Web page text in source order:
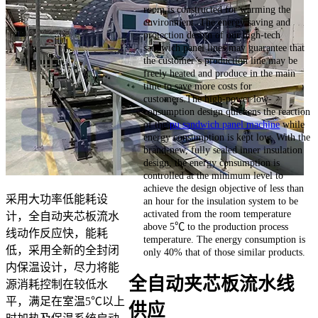
采用大功率低能耗设
计，全自动夹芯板流水
线动作反应快，能耗
低，采用全新的全封闭
内保温设计，尽力将能
源消耗控制在较低水
平，满足在室温5℃以上
room is constructed for warming the
environment. The energy saving and
protection design of our high-tech
sandwich panel lines may guarantee that
the customer’s production line may be
freely heated and produce in the main
time to save more costs for
customers.The high-power low-
consumption design quickens the reaction
of thepu sandwich panel machinewhile
energy consumption is kept low. With the
brand-new, fully sealed inner insulation
design, the energy consumption is
controlled at the minimum level to
achieve the design objective of less than
an hour for the insulation system to be
activated from the room temperature
above 5℃ to the production process
temperature. The energy consumption is
only 40% that of those similar products.
全自动夹芯板流水线
供应